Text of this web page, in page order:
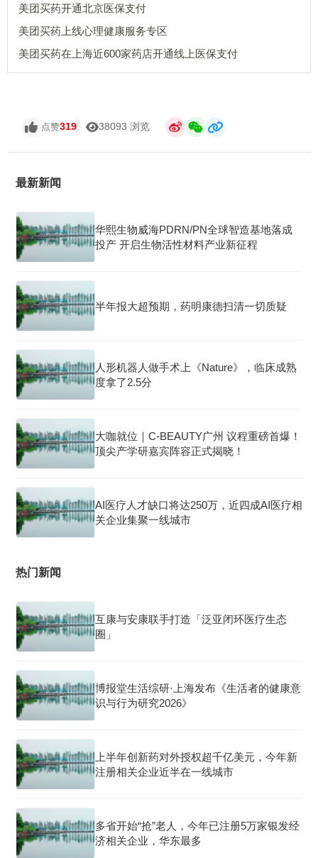
美团买药开通北京医保支付
美团买药上线心理健康服务专区
美团买药在上海近600家药店开通线上医保支付
点赞319 38093 浏览
最新新闻
华熙生物威海PDRN/PN全球智造基地落成
投产 开启生物活性材料产业新征程
半年报大超预期，药明康德扫清一切质疑
人形机器人做手术上《Nature》，临床成熟
度拿了2.5分
大咖就位｜C-BEAUTY广州 议程重磅首爆！
顶尖产学研嘉宾阵容正式揭晓！
AI医疗人才缺口将达250万，近四成AI医疗相
关企业集聚一线城市
热门新闻
互康与安康联手打造「泛亚闭环医疗生态
圈」
博报堂生活综研·上海发布《生活者的健康意
识与行为研究2026》
上半年创新药对外授权超千亿美元，今年新
注册相关企业近半在一线城市
多省开始“抢”老人，今年已注册5万家银发经
济相关企业，华东最多